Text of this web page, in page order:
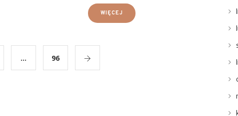
WIĘCEJ
… 96